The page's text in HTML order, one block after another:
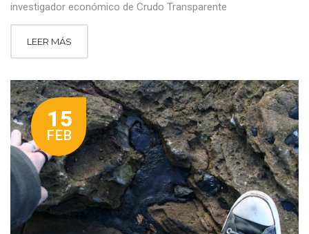
investigador económico de Crudo Transparente
LEER MÁS
15
FEB